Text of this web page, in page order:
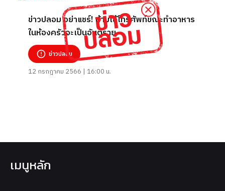
ข่าวปลอม อย่าแชร์! ห้ามใช้โทรศัพท์ขณะทำอาหาร
ในห้องครัวจะเป็นอันตราย
ข่าวปลอม
12 กรกฎาคม 2566 | 16:00 น.
เมนูหลัก